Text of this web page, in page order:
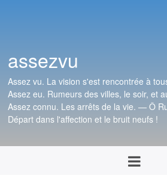
assezvu
Assez vu. La vision s'est rencontrée à
Assez eu. Rumeurs des villes, le soir, et
Assez connu. Les arrêts de la vie. — Ô
Départ dans l'affection et le bruit neufs !